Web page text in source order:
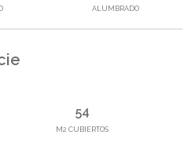
ALUMBRADO
54
M2 CUBIERTOS